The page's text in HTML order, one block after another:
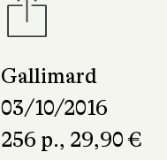
Gallimard
03/10/2016
256 p., 29,90 €